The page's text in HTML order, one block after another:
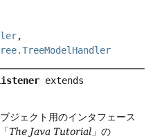
,
ジェクト用のインタフェース
The Java Tutorial 」の